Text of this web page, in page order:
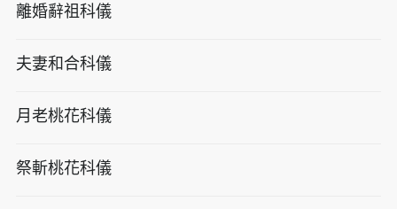
離婚辭祖科儀
夫妻和合科儀
月老桃花科儀
祭斬桃花科儀